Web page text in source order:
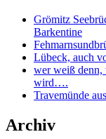
Grömitz
Barkentine
Lübeck, auch
wer weiß denn,
wird….
Travemünde
Archiv